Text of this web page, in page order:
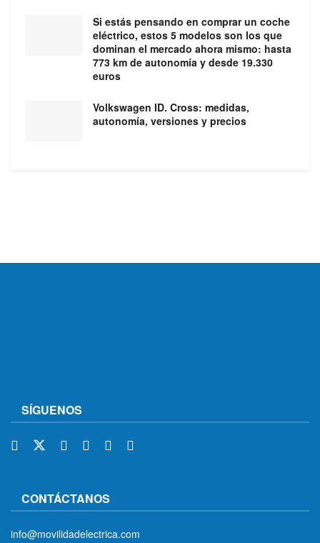
Si estás pensando en comprar un coche
eléctrico, estos 5 modelos son los que
dominan el mercado ahora mismo: hasta
773 km de autonomía y desde 19.330
euros
Volkswagen ID. Cross: medidas,
autonomía, versiones y precios
SÍGUENOS
CONTÁCTANOS
info@movilidadelectrica.com